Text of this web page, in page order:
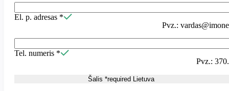
El. p. adresas *
Pvz.:
Tel. numeris *
Pvz.:
Šalis *required Lietuva